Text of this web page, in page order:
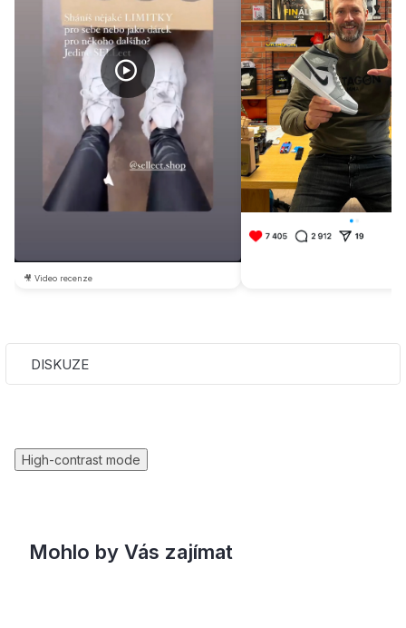
🎥 Video recenze
DISKUZE
High-contrast mode